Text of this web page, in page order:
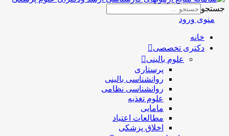
جستجو
منوی ورود
خانه
دکتری تخصصی
علوم بالینی
پرستاری
روانشناسی بالینی
روانشناسی نظامی
علوم تغذیه
مامایی
مطالعات اعتیاد
اخلاق پزشکی